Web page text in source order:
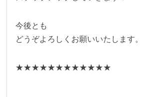
今後とも
どうぞよろしくお願いいたします。
★★★★★★★★★★★★